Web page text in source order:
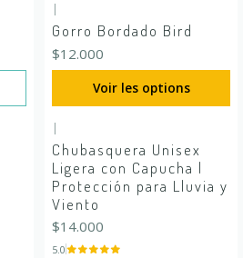
|
Gorro Bordado Bird
$12.000
Voir les options
|
Chubasquera Unisex
Ligera con Capucha |
Protección para Lluvia y
Viento
$14.000
5.0